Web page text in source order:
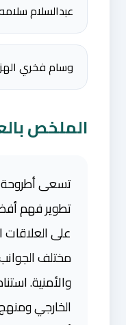
عبدالسلام
وسام فخري
الملخص
تسعى أطروحة
تطوير فهم
على العلاقات
مختلف
والأمنية.
الخارجي